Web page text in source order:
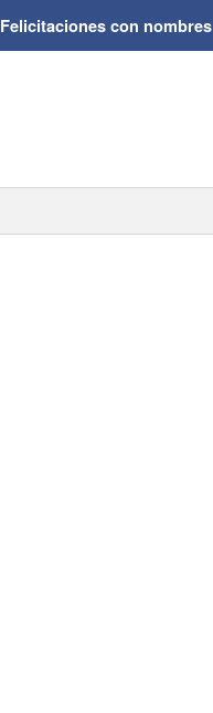
Felicitaciones con nombres